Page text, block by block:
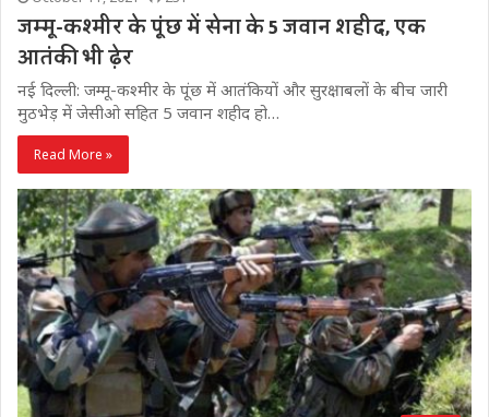
जम्मू-कश्मीर के पूंछ में सेना के 5 जवान शहीद, एक
आतंकी भी ढ़ेर
नई दिल्ली: जम्मू-कश्मीर के पूंछ में आतंकियों और सुरक्षाबलों के बीच जारी
मुठभेड़ में जेसीओ सहित 5 जवान शहीद हो…
Read More »